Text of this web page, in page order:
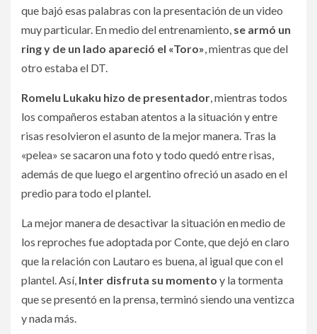
que bajó esas palabras con la presentación de un video
muy particular. En medio del entrenamiento, se armó un
ring y de un lado apareció el «Toro», mientras que del
otro estaba el DT.
Romelu Lukaku hizo de presentador, mientras todos
los compañeros estaban atentos a la situación y entre
risas resolvieron el asunto de la mejor manera. Tras la
«pelea» se sacaron una foto y todo quedó entre risas,
además de que luego el argentino ofreció un asado en el
predio para todo el plantel.
La mejor manera de desactivar la situación en medio de
los reproches fue adoptada por Conte, que dejó en claro
que la relación con Lautaro es buena, al igual que con el
plantel. Así, Inter disfruta su momento y la tormenta
que se presentó en la prensa, terminó siendo una ventizca
y nada más.